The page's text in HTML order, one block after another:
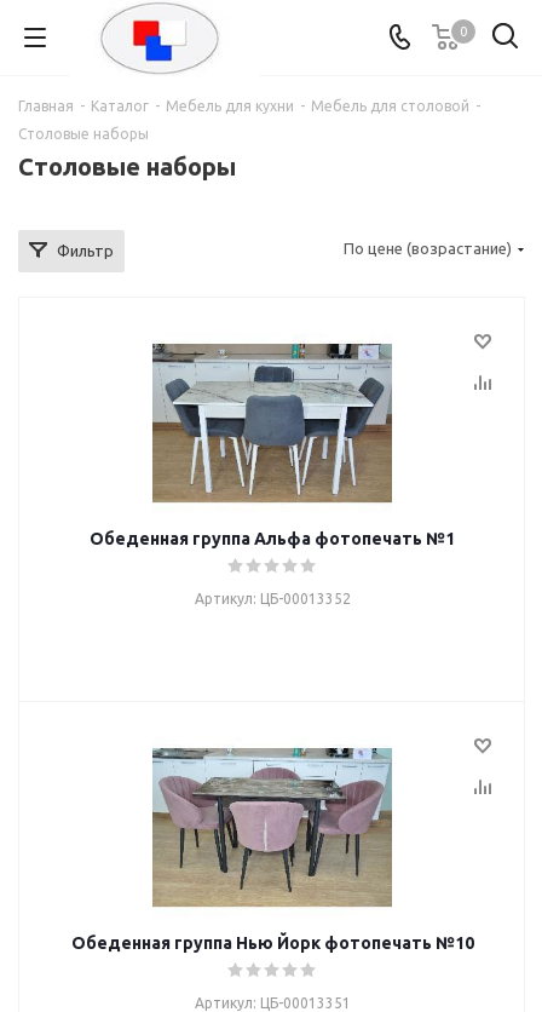
0
Главная - Каталог - Мебель для кухни - Мебель для столовой -
Столовые наборы
Столовые наборы
Фильтр По цене (возрастание)
Обеденная группа Альфа фотопечать №1
Артикул: ЦБ-00013352
Обеденная группа Нью Йорк фотопечать №10
Артикул: ЦБ-00013351